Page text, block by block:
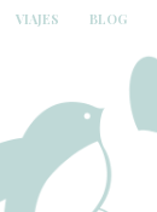
VIAJES BLOG